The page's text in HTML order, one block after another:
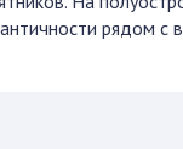
рядом с